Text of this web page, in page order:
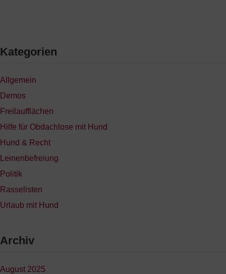
Kategorien
Allgemein
Demos
Freilaufflächen
Hilfe für Obdachlose mit Hund
Hund & Recht
Leinenbefreiung
Politik
Rasselisten
Urlaub mit Hund
Archiv
August 2025